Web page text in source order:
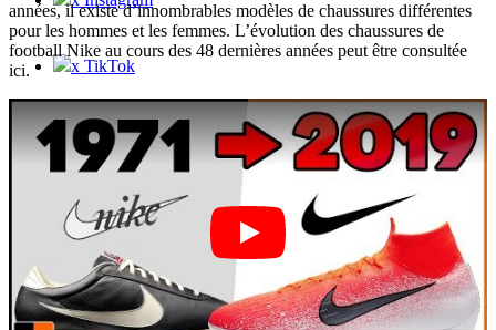
x TikTok
x YouTube
années, il existe d’innombrables modèles de chaussures différentes
pour les hommes et les femmes. L’évolution des chaussures de
football Nike au cours des 48 dernières années peut être consultée
ici.